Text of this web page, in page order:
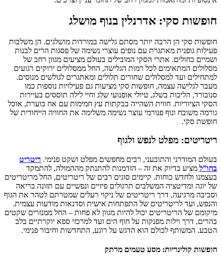
חופשות סקי: אדרנלין בנוף מושלג
חופשות סקי הן הרבה יותר מסתם גלישה במורדות מושלגים. הן משלבות
פעילות גופנית מאתגרת עם נופים עוצרי נשימה של פסגות הרים לבנות
ושמיים כחולים. אתרי הסקי המובילים בעולם מציעים מגוון רחב של
מסלולים המתאימים לכל רמות הגלישה, החל ממסלולים ירוקים רגועים
למתחילים ועד למסלולים שחורים תלולים ומאתגרים לגולשים מנוסים.
מעבר לגלישה עצמה, חופשות סקי מציעות גם פעילויות נוספות כמו
סנובורד, הליכות בשלג, טיולי אופנועי שלג וחיי לילה תוססים בעיירות
הסקי הציוריות. חווית השהייה בבקתות עץ חמימות עם אח בוערת, אוכל
גורמה משובח ונוף פנורמי עוצר נשימה משלימה את החוויה הייחודית של
חופשת סקי.
ריטריטים: מפלט לנפש ולגוף
בעולם המודרני והתובעני, רבים מחפשים מפלט ושקט פנימי. ריטריט
בחו”ל מציע בדיוק את זה – הזדמנות להתנתק מההמולה, להתמקד
בעצמנו ולחדש כוחות. קיימים סוגים רבים של ריטריטים, החל מריטריטים
של יוגה ומדיטציה המשלבים תרגולים פיזיים ונפשיים עם תזונה בריאה
וסביבה מרגיעה, דרך ריטריטים של ניקוי רעלים שמטרתם לטהר את הגוף
והנפש, ועד לריטריטים של התפתחות אישית וסדנאות מודעות עצמית.
מיקומם של הריטריטים יכול להיות מגוון לא פחות – החל ממנזרים שקטים
בהרים, דרך וילות מפנקות על חוף הים ועד למרכזי ספא יוקרתיים בלב
הטבע. המשותף לכולם הוא הדגש על רוגע, התחדשות וחיבור פנימי.
חופשות קולינריות: מסע טעמים מרתק